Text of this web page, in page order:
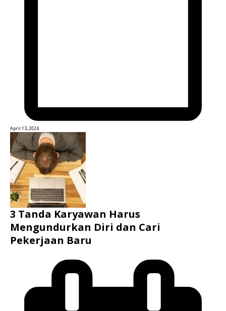
April 13, 2024
3 Tanda Karyawan Harus
Mengundurkan Diri dan Cari
Pekerjaan Baru